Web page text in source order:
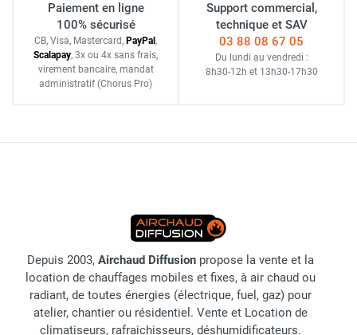
Paiement en ligne
100% sécurisé
CB, Visa, Mastercard, PayPal ,
Scalapay, 3x ou 4x sans frais,
virement bancaire, mandat
administratif (Chorus Pro)
Support commercial,
technique et SAV
03 88 08 67 05
Du lundi au vendredi :
8h30-12h et 13h30-17h30
Depuis 2003, Airchaud Diffusion propose la vente et la
location de chauffages mobiles et fixes, à air chaud ou
radiant, de toutes énergies (électrique, fuel, gaz) pour
atelier, chantier ou résidentiel. Vente et Location de
climatiseurs, rafraichisseurs, déshumidificateurs.